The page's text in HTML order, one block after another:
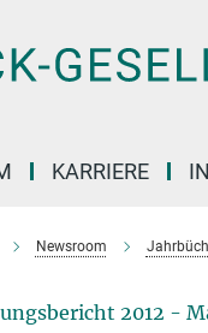
KARRIERE
Newsroom
2012 -